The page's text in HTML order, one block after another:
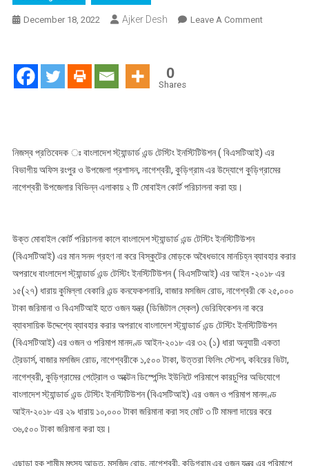
December 18, 2022 Ajker Desh Leave A CommentOn
২
টাকা
জরিমানা
ও
৩
টি
0
Shares
নিজস্ব প্রতিবেদক ঃ বাংলাদেশ স্ট্যান্ডার্ড এন্ড টেস্টিং ইনস্টিটিউশন ( বিএসটিআই) এর
বিভাগীয় অফিস রংপুর ও উপজেলা প্রশাসন, নাগেশ্বরী, কুড়িগ্রাম এর উদ্যোগে কুড়িগ্রামের
নাগেশ্বরী উপজেলার বিভিন্ন এলাকায় ২ টি মোবাইল কোর্ট পরিচালনা করা হয়।
উক্ত মোবাইল কোর্ট পরিচালনা কালে বাংলাদেশ স্ট্যান্ডার্ড এন্ড টেস্টিং ইনস্টিটিউশন
(বিএসটিআই) এর মান সনদ গ্রহণ না করে বিস্কুটের মোড়কে অবৈধভাবে মানচিহ্ন ব্যাবহার করার
অপরাধে বাংলাদেশ স্ট্যান্ডার্ড এন্ড টেস্টিং ইনস্টিটিউশন ( বিএসটিআই) এর আইন -২০১৮ এর
১৫(২৭) ধারায় কুমিল্লা বেকারি এন্ড কনফেকশনারি, বাজার মসজিদ রোড, নাগেশ্বরী কে ২৫,০০০
টাকা জরিমানা ও বিএসটিআই হতে ওজন যন্ত্র (ডিজিটাল স্কেল) ভেরিফিকেশন না করে
ব্যাবসায়িক উদ্দেশ্যে ব্যাবহার করার অপরাধে বাংলাদেশ স্ট্যান্ডার্ড এন্ড টেস্টিং ইনস্টিটিউশন
(বিএসটিআই) এর ওজন ও পরিমাপ মানদণ্ড আইন-২০১৮ এর ৩২ (১) ধারা অনুযায়ী একতা
ট্রেডার্স, বাজার মসজিদ রোড, নাগেশ্বরীকে ১,৫০০ টাকা, উত্তরা ফিলিং স্টেশন, কবিরের ভিটা,
নাগেশ্বরী, কুড়িগ্রামের পেট্রোল ও অক্টেন ডিস্পেন্সিং ইউনিটে পরিমাপে কারচুপির অভিযোগে
বাংলাদেশ স্ট্যান্ডার্ড এন্ড টেস্টিং ইনস্টিটিউশন (বিএসটিআই) এর ওজন ও পরিমাপ মানদণ্ড
আইন-২০১৮ এর ২৯ ধারায় ১০,০০০ টাকা জরিমানা করা সহ মোট ৩ টি মামলা দায়ের করে
৩৬,৫০০ টাকা জরিমানা করা হয়।
এছাড়া হক শামীম মৎস্য আড়ত, মসজিদ রোড, নাগেশ্বরী, কুড়িগ্রাম এর ওজন যন্ত্র এর পরিমাপে